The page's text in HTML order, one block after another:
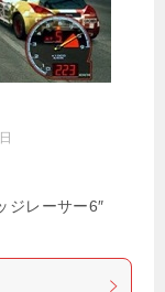
ジレーサー6″